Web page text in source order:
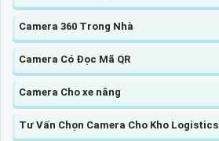
Camera 360 Trong Nhà
Camera Có Đọc Mã QR
Camera Cho xe nâng
Tư Vấn Chọn Camera Cho Kho Logistics